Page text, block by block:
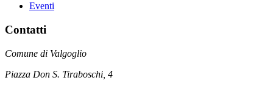
Eventi
Contatti
Comune di Valgoglio
Piazza Don S. Tiraboschi, 4